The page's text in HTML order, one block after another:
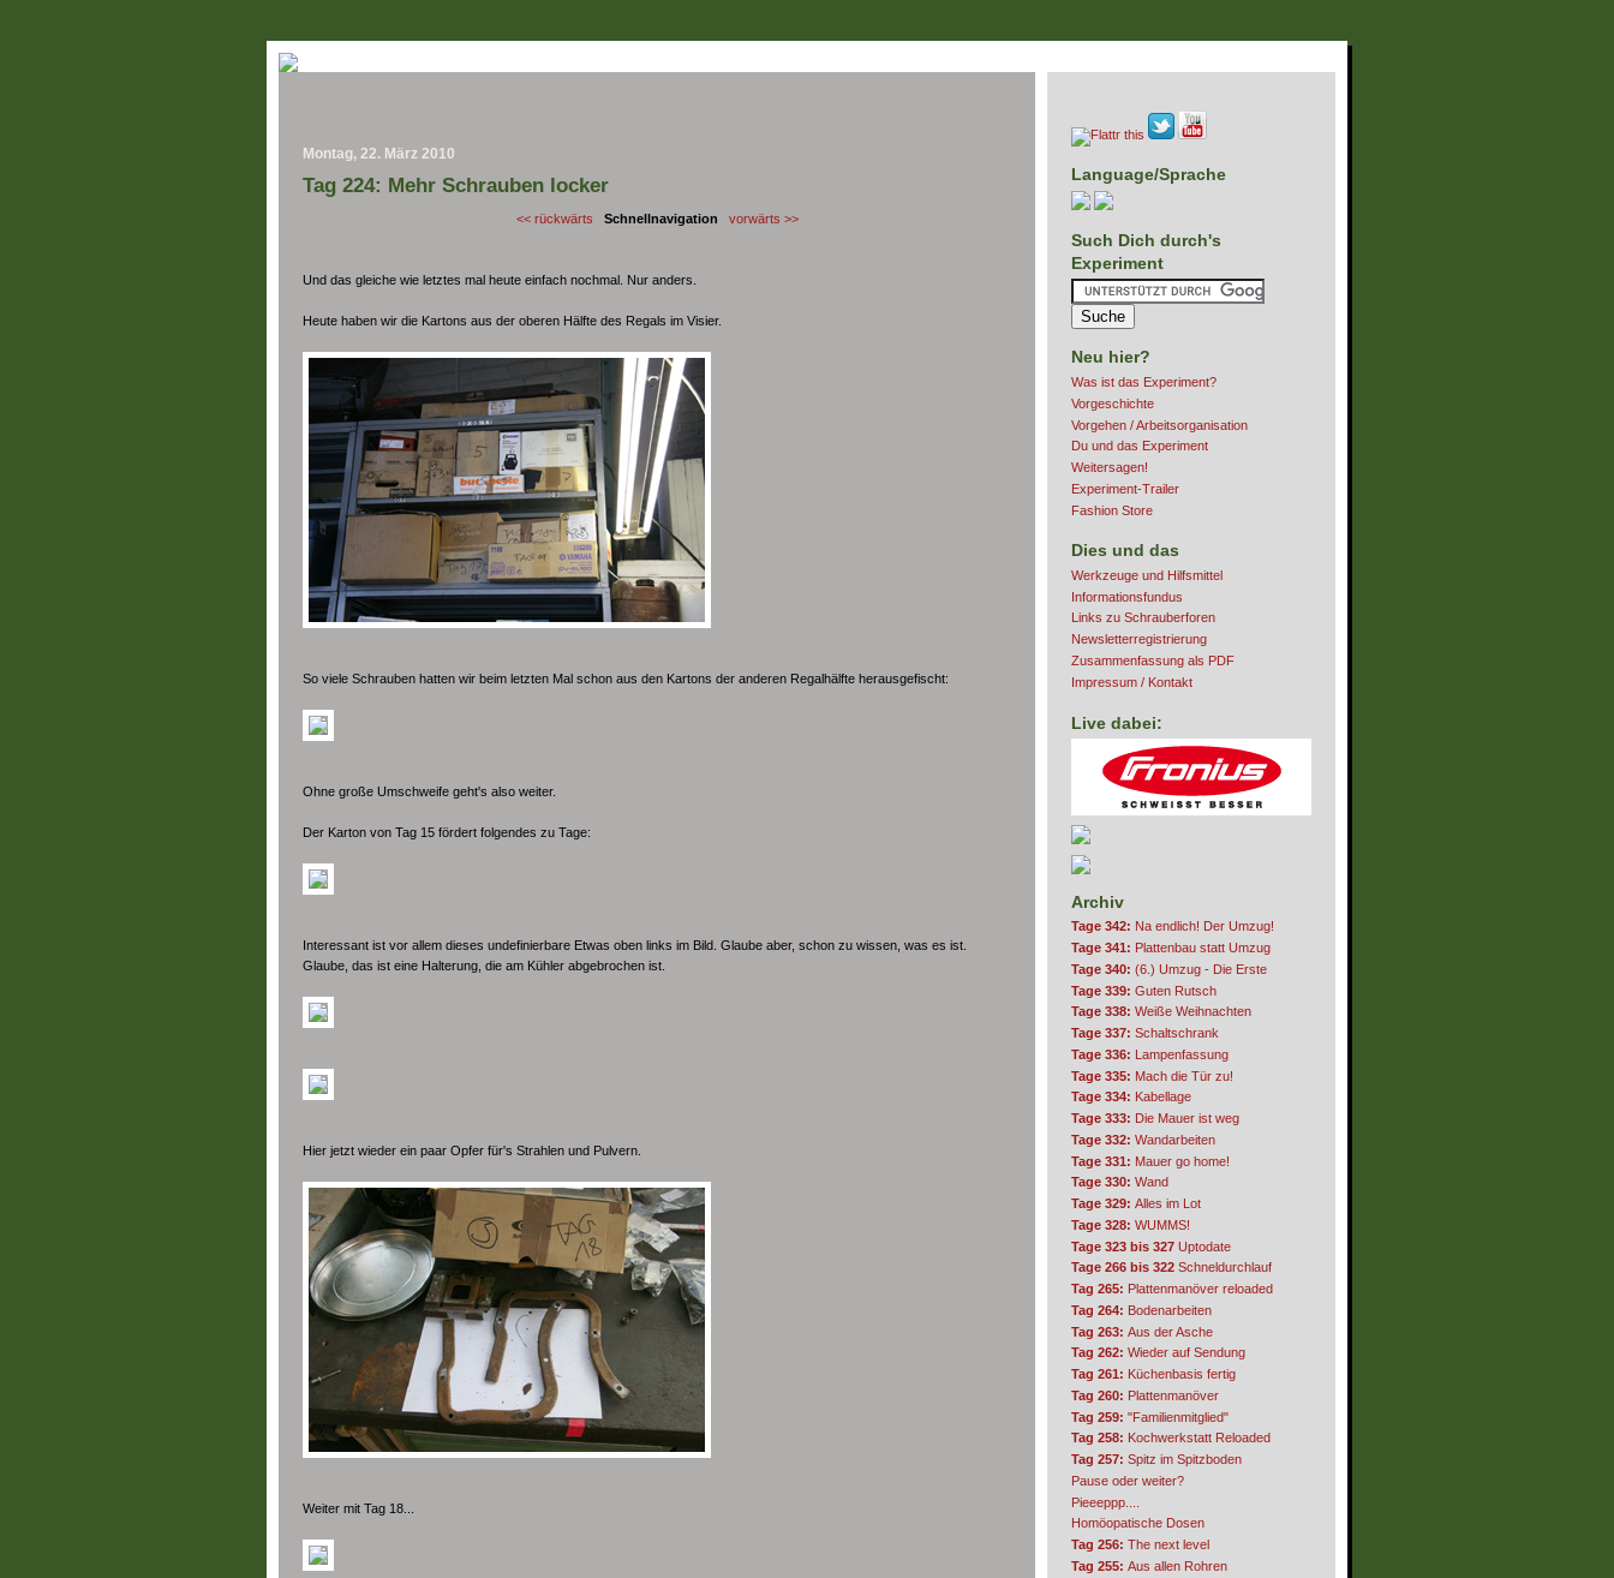
Montag, 22. März 2010
Tag 224: Mehr Schrauben locker
<< rückwärts Schnellnavigation vorwärts >>
Und das gleiche wie letztes mal heute einfach nochmal. Nur anders.
Heute haben wir die Kartons aus der oberen Hälfte des Regals im Visier.
So viele Schrauben hatten wir beim letzten Mal schon aus den Kartons der anderen Regalhälfte herausgefischt:
Ohne große Umschweife geht's also weiter.
Der Karton von Tag 15 fördert folgendes zu Tage:
Interessant ist vor allem dieses undefinierbare Etwas oben links im Bild. Glaube aber, schon zu wissen, was es ist.
Glaube, das ist eine Halterung, die am Kühler abgebrochen ist.
Hier jetzt wieder ein paar Opfer für's Strahlen und Pulvern.
Weiter mit Tag 18...
Language/Sprache
Such Dich durch's
Experiment
Neu hier?
Was ist das Experiment?
Vorgeschichte
Vorgehen / Arbeitsorganisation
Du und das Experiment
Weitersagen!
Experiment-Trailer
Fashion Store
Dies und das
Werkzeuge und Hilfsmittel
Informationsfundus
Links zu Schrauberforen
Newsletterregistrierung
Zusammenfassung als PDF
Impressum / Kontakt
Live dabei:
Archiv
Tage 342: Na endlich! Der Umzug!
Tage 341: Plattenbau statt Umzug
Tage 340: (6.) Umzug - Die Erste
Tage 339: Guten Rutsch
Tage 338: Weiße Weihnachten
Tage 337: Schaltschrank
Tage 336: Lampenfassung
Tage 335: Mach die Tür zu!
Tage 334: Kabellage
Tage 333: Die Mauer ist weg
Tage 332: Wandarbeiten
Tage 331: Mauer go home!
Tage 330: Wand
Tage 329: Alles im Lot
Tage 328: WUMMS!
Tage 323 bis 327 Uptodate
Tage 266 bis 322 Schneldurchlauf
Tag 265: Plattenmanöver reloaded
Tag 264: Bodenarbeiten
Tag 263: Aus der Asche
Tag 262: Wieder auf Sendung
Tag 261: Küchenbasis fertig
Tag 260: Plattenmanöver
Tag 259: "Familienmitglied"
Tag 258: Kochwerkstatt Reloaded
Tag 257: Spitz im Spitzboden
Pause oder weiter?
Pieeeppp....
Homöopatische Dosen
Tag 256: The next level
Tag 255: Aus allen Rohren